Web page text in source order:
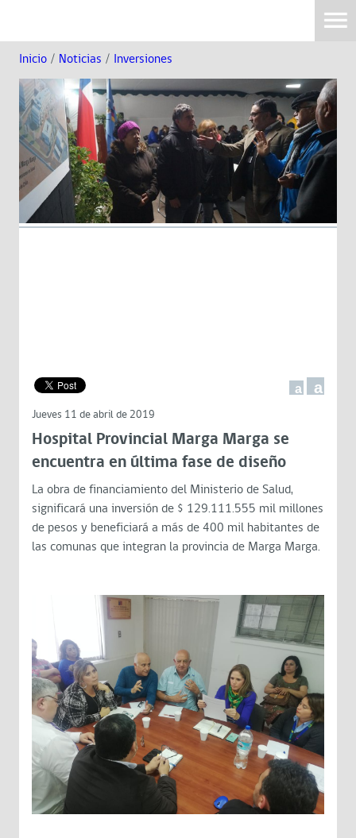
Inicio / Noticias / Inversiones
a a
Jueves 11 de abril de 2019
Hospital Provincial Marga Marga se
encuentra en última fase de diseño
La obra de financiamiento del Ministerio de Salud,
significará una inversión de $ 129.111.555 mil millones
de pesos y beneficiará a más de 400 mil habitantes de
las comunas que integran la provincia de Marga Marga.